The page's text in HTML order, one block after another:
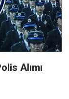
Alımı